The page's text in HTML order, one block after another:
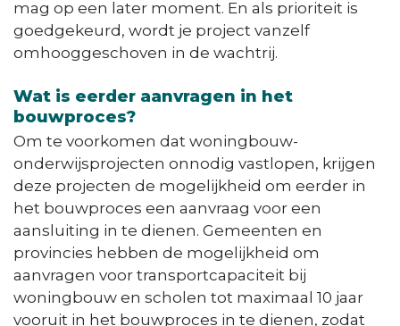
mag op een later moment. En als prioriteit is
goedgekeurd, wordt je project vanzelf
omhooggeschoven in de wachtrij.
Wat is eerder aanvragen in het
bouwproces?
Om te voorkomen dat woningbouw-
onderwijsprojecten onnodig vastlopen, krijgen
deze projecten de mogelijkheid om eerder in
het bouwproces een aanvraag voor een
aansluiting in te dienen. Gemeenten en
provincies hebben de mogelijkheid om
aanvragen voor transportcapaciteit bij
woningbouw en scholen tot maximaal 10 jaar
vooruit in het bouwproces in te dienen, zodat